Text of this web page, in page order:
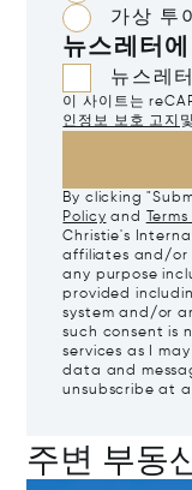
가상 투
뉴스레터
뉴스레
이 사이트는
인정보 보호 고지 및
By clicking
Policy and
Christie's
affiliates and/or
any purpose
provided
system and/or
such consent is
services as I
data and
unsubscribe at
주변 부동